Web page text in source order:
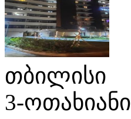
თბილისი
3-ოთახიანი